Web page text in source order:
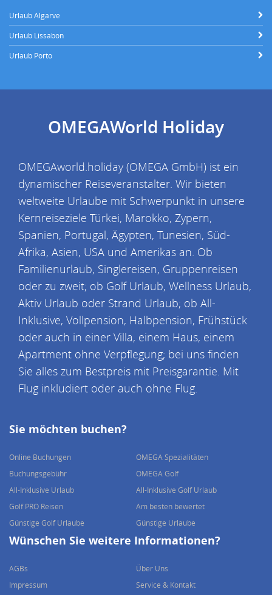
Urlaub Algarve
Urlaub Lissabon
Urlaub Porto
OMEGAWorld Holiday
OMEGAworld.holiday (OMEGA GmbH) ist ein
dynamischer Reiseveranstalter. Wir bieten
weltweite Urlaube mit Schwerpunkt in unsere
Kernreiseziele Türkei, Marokko, Zypern,
Spanien, Portugal, Ägypten, Tunesien, Süd-
Afrika, Asien, USA und Amerikas an. Ob
Familienurlaub, Singlereisen, Gruppenreisen
oder zu zweit; ob Golf Urlaub, Wellness Urlaub,
Aktiv Urlaub oder Strand Urlaub; ob All-
Inklusive, Vollpension, Halbpension, Frühstück
oder auch in einer Villa, einem Haus, einem
Apartment ohne Verpflegung; bei uns finden
Sie alles zum Bestpreis mit Preisgarantie. Mit
Flug inkludiert oder auch ohne Flug.
Sie möchten buchen?
Online Buchungen
OMEGA Spezialitäten
Buchungsgebühr
OMEGA Golf
All-Inklusive Urlaub
All-Inklusive Golf Urlaub
Golf PRO Reisen
Am besten bewertet
Günstige Golf Urlaube
Günstige Urlaube
Wünschen Sie weitere Informationen?
AGBs
Über Uns
Impressum
Service & Kontakt